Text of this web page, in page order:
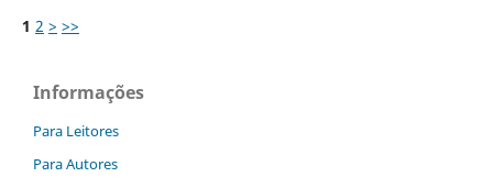
1 2 > >>
Informações
Para Leitores
Para Autores